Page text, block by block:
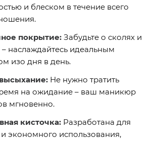
и блеском в течение всего
покрытие: Забудьте о сколях и
наслаждайтесь идеальным
изо дня в день.
Не нужно тратить
на ожидание – ваш маникюр
мгновенно.
кисточка: Разработана для
экономного использования,